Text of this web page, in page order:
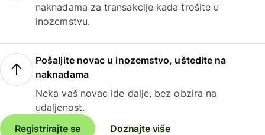
naknadama za transakcije kada trošite u
inozemstvu.
Pošaljite novac u inozemstvo, uštedite na
naknadama
Neka vaš novac ide dalje, bez obzira na
udaljenost.
Registrirajte se
Doznajte više